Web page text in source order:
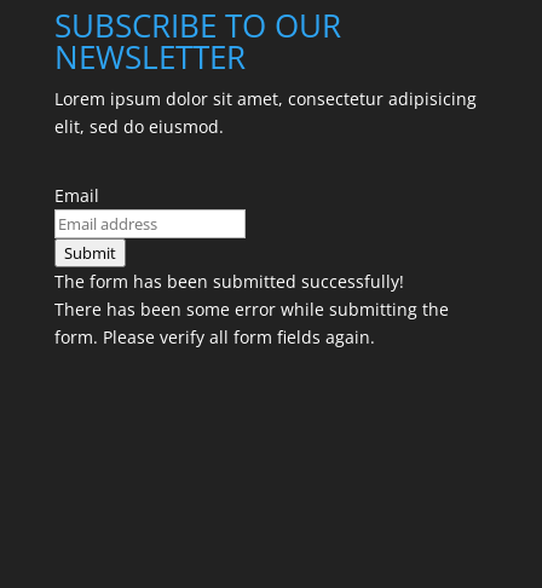
SUBSCRIBE TO OUR
NEWSLETTER
Lorem ipsum dolor sit amet, consectetur adipisicing
elit, sed do eiusmod.
Email
Submit
The form has been submitted successfully!
There has been some error while submitting the
form. Please verify all form fields again.